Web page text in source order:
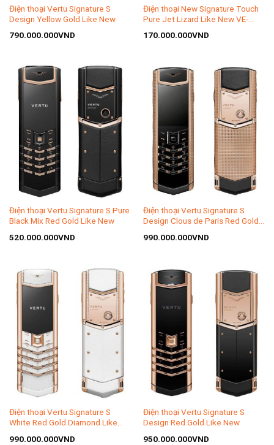
Điện thoại Vertu Signature S
Design Yellow Gold Like New
790.000.000VND
Điện thoại New Signature Touch
Pure Jet Lizard Like New VE-
170.000.000VND
Điện thoại Vertu Signature S Pure
Black Mix Red Gold Like New
520.000.000VND
Điện thoại Vertu Signature S
Design Clous de Paris Red Gold
990.000.000VND
Điện thoại Vertu Signature S
White Red Gold Diamond Like
990.000.000VND
Điện thoại Vertu Signature S
Design Red Gold Like New
950.000.000VND